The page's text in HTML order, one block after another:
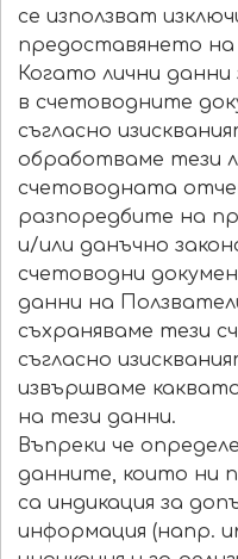
се използват
предоставянето на
Когато лични
в счетоводните
съгласно
обработваме тези
счетоводната
разпоредбите на
и/или данъчно
счетоводни
данни на
съхраняваме тези
съгласно
извършваме
на тези данни.
Въпреки че
данните, които ни
са индикация за
информация (напр.